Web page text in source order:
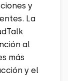
y
La
al
más
y el